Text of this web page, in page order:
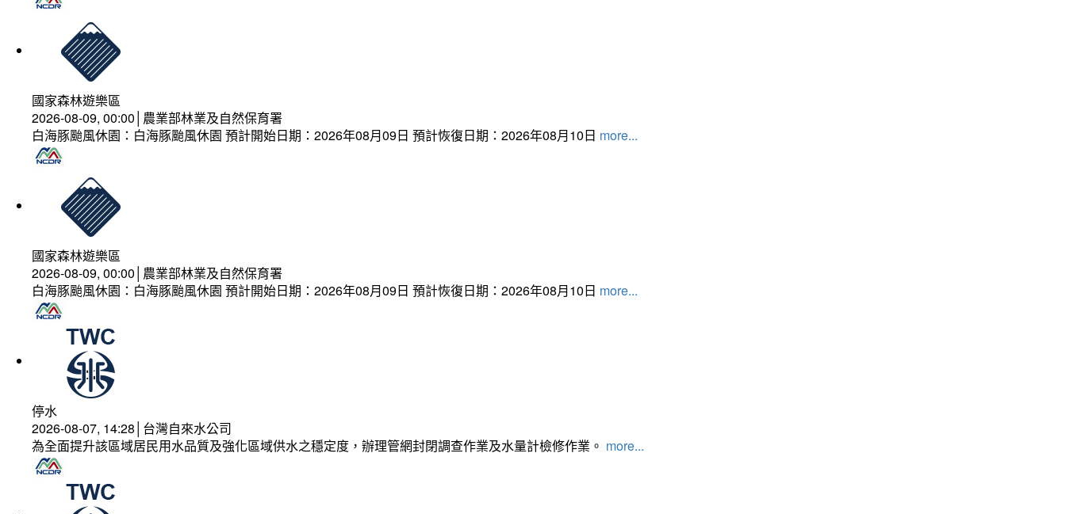
國家森林遊樂區
2026-08-09, 00:00│農業部林業及自然保育署
白海豚颱風休園：白海豚颱風休園 預計開始日期：2026年08月09日 預計恢復日期：2026年08月10日 more...
國家森林遊樂區
2026-08-09, 00:00│農業部林業及自然保育署
白海豚颱風休園：白海豚颱風休園 預計開始日期：2026年08月09日 預計恢復日期：2026年08月10日 more...
停水
2026-08-07, 14:28│台灣自來水公司
為全面提升該區域居民用水品質及強化區域供水之穩定度，辦理管網封閉調查作業及水量計檢修作業。 more...